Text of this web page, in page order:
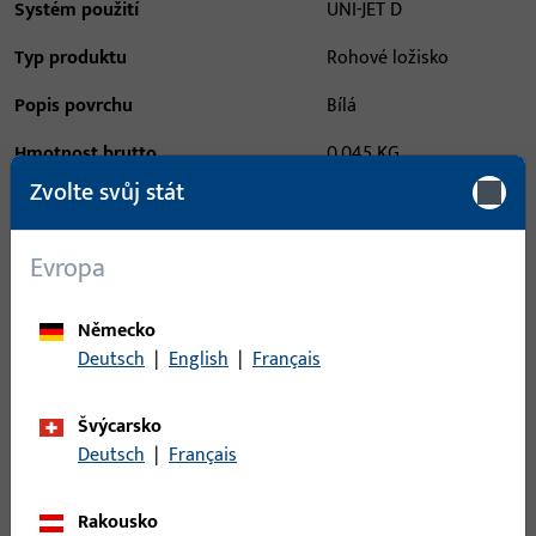
Systém použití
UNI-JET D
Typ produktu
Rohové ložisko
Popis povrchu
Bílá
Hmotnost brutto
0,045 KG
Balení
Přihlášení
přihlaste svými zákaznickými údaji
Zvolte svůj stát
Evropa
Německo
Deutsch | English | Français
Švýcarsko
Deutsch | Français
Rakousko